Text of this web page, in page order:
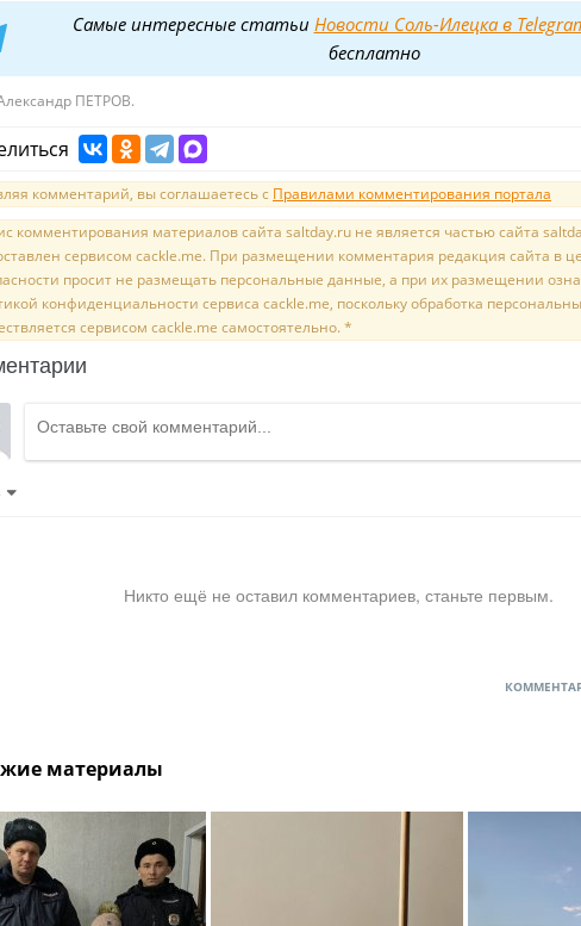
Самые интересные статьи Новости Соль-Илецка в
бесплатно
ПЕТРОВ.
комментарий, вы соглашаетесь с Правилами комментирования портала
комментирования материалов сайта saltday.ru не является частью сайта
сервисом cackle.me. При размещении комментария редакция сайта в
просит не размещать персональные данные, а при их размещении
конфиденциальности сервиса cackle.me, поскольку обработка
сервисом cackle.me самостоятельно. *
Никто ещё не оставил комментариев, станьте первым.
материалы